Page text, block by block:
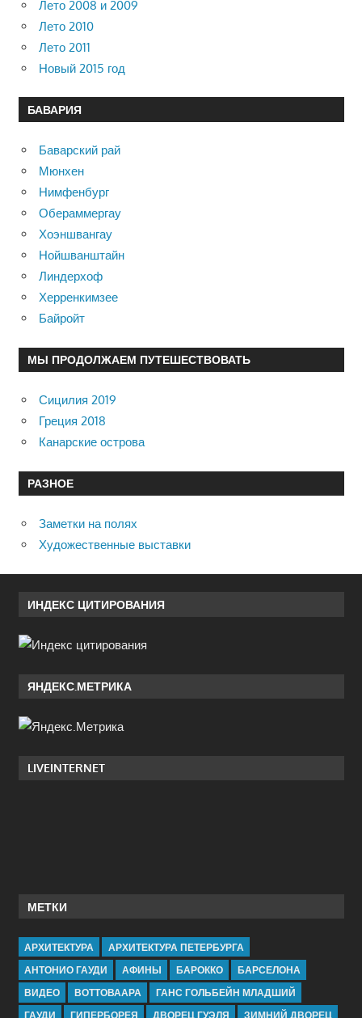
Лето 2008 и 2009
Лето 2010
Лето 2011
Новый 2015 год
БАВАРИЯ
Баварский рай
Мюнхен
Нимфенбург
Обераммергау
Хоэншвангау
Нойшванштайн
Линдерхоф
Херренкимзее
Байройт
МЫ ПРОДОЛЖАЕМ ПУТЕШЕСТВОВАТЬ
Сицилия 2019
Греция 2018
Канарские острова
РАЗНОЕ
Заметки на полях
Художественные выставки
ИНДЕКС ЦИТИРОВАНИЯ
ЯНДЕКС.МЕТРИКА
LIVEINTERNET
МЕТКИ
АРХИТЕКТУРА
АРХИТЕКТУРА ПЕТЕРБУРГА
АНТОНИО ГАУДИ
АФИНЫ БАРОККО
БАРСЕЛОНА
ВИДЕО
ВОТТОВААРА
ГАНС ГОЛЬБЕЙН МЛАДШИЙ
ГАУДИ
ГИПЕРБОРЕЯ ДВОРЕЦ ГУЭЛЯ ЗИМНИЙ ДВОРЕЦ